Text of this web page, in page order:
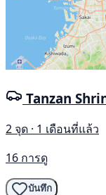
Tanzan
2 จุด · 1 เดือนที่แล้ว
16 การดู
บันทึก